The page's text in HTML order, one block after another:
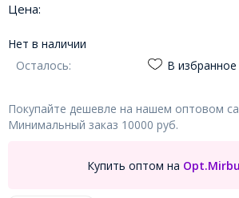
Цена:
Нет в наличии
Осталось:
В избранное
Покупайте дешевле на нашем оптовом
Минимальный заказ 10000 руб.
Купить оптом на